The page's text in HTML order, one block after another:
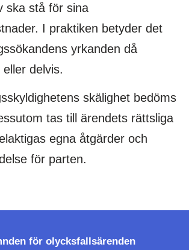
ska stå för sina
I praktiken betyder det
yrkanden då
delvis.
skälighet bedöms
tas till ärendets rättsliga
egna åtgärder och
för parten.
för olycksfallsärenden